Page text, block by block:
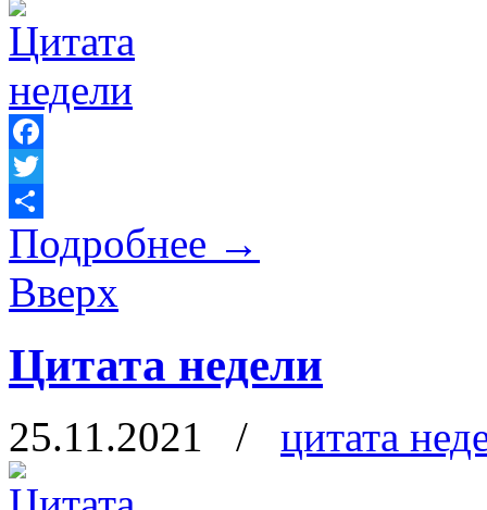
Facebook
Twitter
Отправить
Подробнее →
Вверх
Цитата недели
25.11.2021 / цитата